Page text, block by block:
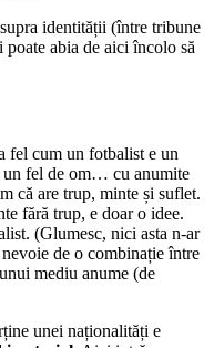
identității (între tribune
abia de aici încolo să
fel cum un fotbalist e un
un fel de om… cu anumite
că are trup, minte și suflet.
fără trup, e doar o idee.
(Glumesc, nici asta n-ar
de o combinație între
mediu anume (de
unei naționalități e